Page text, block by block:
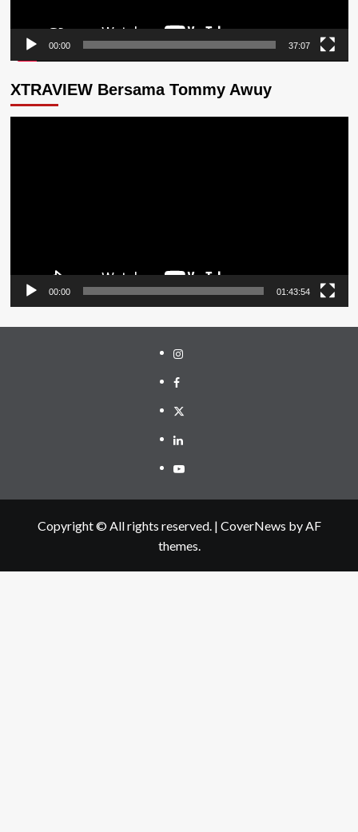
00:00 37:07
XTRAVIEW Bersama Tommy Awuy
00:00 01:43:54
Instagram
Facebook
Twitter
Linkedin
Youtube
Copyright © All rights reserved. | CoverNews by AF
themes.